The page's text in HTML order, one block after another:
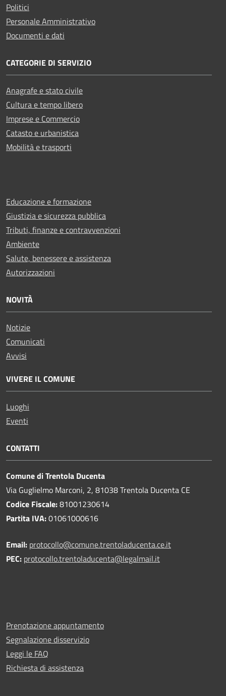
Politici
Personale Amministrativo
Documenti e dati
CATEGORIE DI SERVIZIO
Anagrafe e stato civile
Cultura e tempo libero
Imprese e Commercio
Catasto e urbanistica
Mobilità e trasporti
Educazione e formazione
Giustizia e sicurezza pubblica
Tributi, finanze e contravvenzioni
Ambiente
Salute, benessere e assistenza
Autorizzazioni
NOVITÀ
Notizie
Comunicati
Avvisi
VIVERE IL COMUNE
Luoghi
Eventi
CONTATTI
Comune di Trentola Ducenta
Via Guglielmo Marconi, 2, 81038 Trentola Ducenta CE
Codice Fiscale:81001230614
Partita IVA:01061000616
Email: protocollo@comune.trentoladucenta.ce.it
PEC: protocollo.trentoladucenta@legalmail.it
Prenotazione appuntamento
Segnalazione disservizio
Leggi le FAQ
Richiesta di assistenza